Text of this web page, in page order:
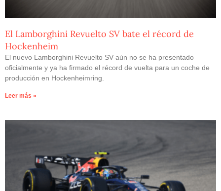
El Lamborghini Revuelto SV bate el récord de
Hockenheim
El nuevo Lamborghini Revuelto SV aún no se ha presentado
oficialmente y ya ha firmado el récord de vuelta para un coche de
producción en Hockenheimring.
Leer más »